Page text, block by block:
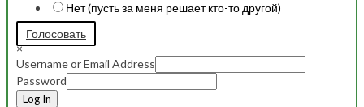
Нет (пусть за меня решает кто-то другой)
Голосовать
×
Username or Email Address
Password
Log In